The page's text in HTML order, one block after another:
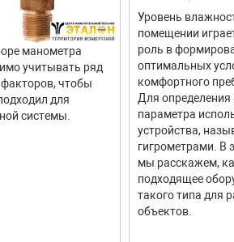
манометра
учитывать ряд
чтобы
для
системы.
Уровень
помещении
роль в
оптимальных
комфортного
Для определения
параметра
устройства,
гигрометрами. В
мы расскажем,
подходящее
такого типа для
объектов.